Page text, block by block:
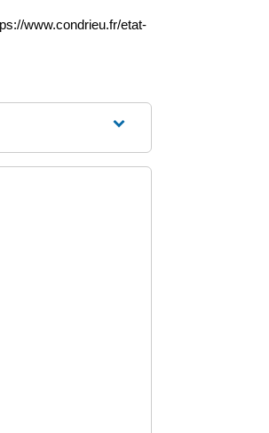
www.condrieu.fr/etat-